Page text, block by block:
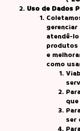
Uso de Dados
atendê-
produtos
e
como
ser